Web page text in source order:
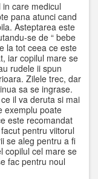
care medicul
pana atunci cand
Asteptarea este
se de “ bebe
la tot ceea ce este
iar copilul mare se
rudele ii spun
Zilele trec, dar
sa se ingrase.
il va deruta si mai
exemplu poate
este recomandat
pentru viitorul
se aleg pentru a fi
copilul cel mare se
fac pentru noul